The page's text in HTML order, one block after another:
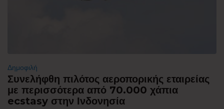
Δημοφιλή
Συνελήφθη πιλότος αεροπορικής εταιρείας
με περισσότερα από 70.000 χάπια
ecstasy στην Ινδονησία